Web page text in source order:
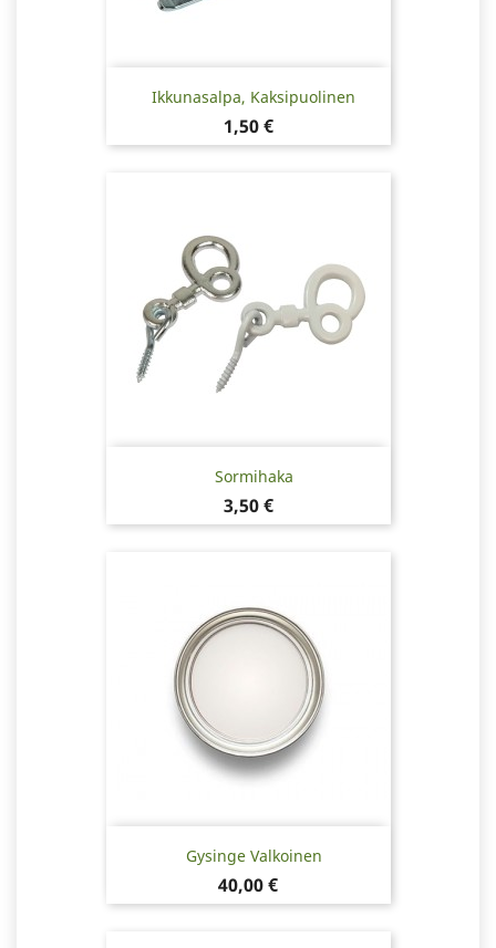
Ikkunasalpa, Kaksipuolinen
Hinta
1,50 €
Sormihaka
Hinta
3,50 €
Gysinge Valkoinen
Hinta
40,00 €